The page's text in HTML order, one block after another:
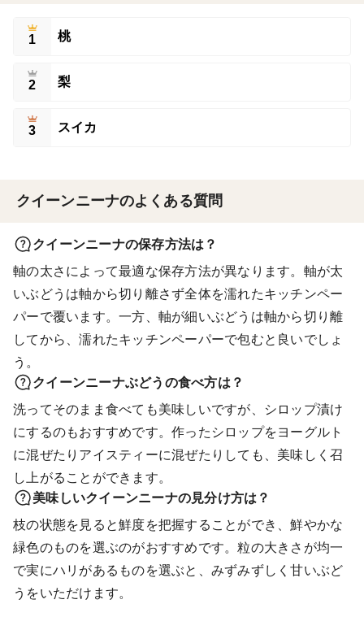
1 桃
2 梨
3 スイカ
クイーンニーナのよくある質問
クイーンニーナの保存方法は？
軸の太さによって最適な保存方法が異なります。軸が太
いぶどうは軸から切り離さず全体を濡れたキッチンペー
パーで覆います。一方、軸が細いぶどうは軸から切り離
してから、濡れたキッチンペーパーで包むと良いでしょ
う。
クイーンニーナぶどうの食べ方は？
洗ってそのまま食べても美味しいですが、シロップ漬け
にするのもおすすめです。作ったシロップをヨーグルト
に混ぜたりアイスティーに混ぜたりしても、美味しく召
し上がることができます。
美味しいクイーンニーナの見分け方は？
枝の状態を見ると鮮度を把握することができ、鮮やかな
緑色のものを選ぶのがおすすめです。粒の大きさが均一
で実にハリがあるものを選ぶと、みずみずしく甘いぶど
うをいただけます。